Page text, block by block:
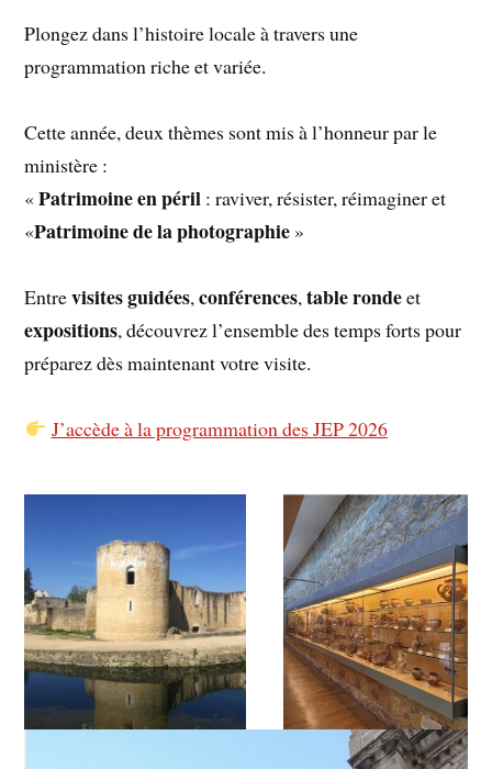
Plongez dans l’histoire locale à travers une
programmation riche et variée.
Cette année, deux thèmes sont mis à l’honneur par le
ministère :
«Patrimoine en péril : raviver, résister, réimaginer et
«Patrimoine de la photographie »
Entrevisites guidées,conférences,table rondeet
expositions, découvrez l’ensemble des temps forts pour
préparez dès maintenant votre visite.
J’accède à la programmation des JEP 2026